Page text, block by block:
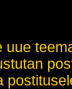
uue